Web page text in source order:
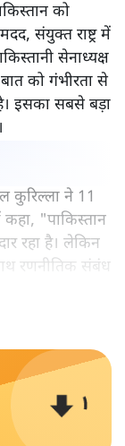
को
संयुक्त राष्ट्र में
सेनाध्यक्ष
को गंभीरता से
इसका सबसे बड़ा
कुरिल्ला ने 11
"पाकिस्तान
रहा है। लेकिन
रणनीतिक संबंध